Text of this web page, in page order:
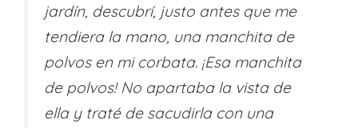
jardín, descubrí, justo antes que me
tendiera la mano, una manchita de
polvos en mi corbata. ¡Esa manchita
de polvos! No apartaba la vista de
ella y traté de sacudirla con una